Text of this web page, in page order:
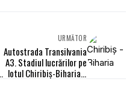
URMĂTOR
Autostrada Transilvania
A3. Stadiul lucrărilor pe
lotul Chiribiș-Biharia a